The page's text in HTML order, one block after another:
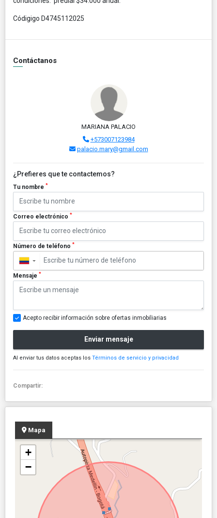
Códigigo D4745112025
Contáctanos
MARIANA PALACIO
+573007123984
palacio.mary@gmail.com
¿Prefieres que te contactemos?
Tu nombre *
Correo electrónico *
Número de teléfono *
▼
Mensaje *
Acepto recibir información sobre ofertas inmobiliarias
Enviar mensaje
Al enviar tus datos aceptas los Términos de servicio y privacidad
Compartir:
Mapa
+
−